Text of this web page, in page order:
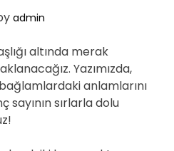
D
E
admin
altında merak
Yazımızda,
anlamlarını
sayının sırlarla dolu